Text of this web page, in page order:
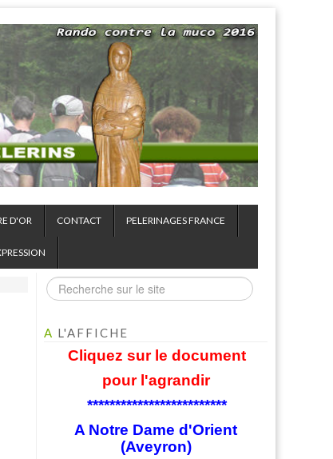
D'OR CONTACT PELERINAGES FRANCE
A L'AFFICHE
Cliquez sur le document
pour l'agrandir
*************************
A Notre Dame d'Orient
(Aveyron)